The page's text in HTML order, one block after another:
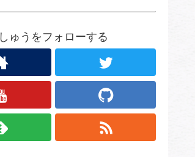
しゅうをフォローする